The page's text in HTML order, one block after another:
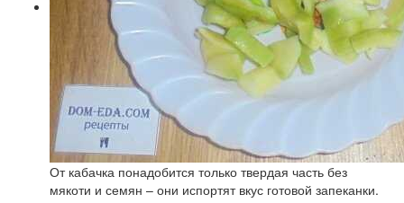
От кабачка понадобится только твердая часть без
мякоти и семян – они испортят вкус готовой запеканки.